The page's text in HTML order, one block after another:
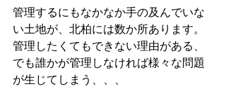
管理するにもなかなか手の及んでいな
い土地が、北柏には数か所あります。
管理したくてもできない理由がある、
でも誰かが管理しなければ様々な問題
が生じてしまう、、、